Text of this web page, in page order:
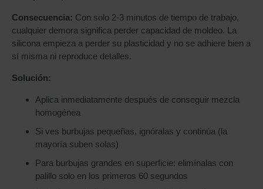
Consecuencia: Con solo 2-3 minutos de tiempo de trabajo,
cualquier demora significa perder capacidad de moldeo. La
silicona empieza a perder su plasticidad y no se adhiere bien a
sí misma ni reproduce detalles.
Solución:
Aplica inmediatamente después de conseguir mezcla
homogénea
Si ves burbujas pequeñas, ignóralas y continúa (la
mayoría suben solas)
Para burbujas grandes en superficie: elimínalas con
palillo solo en los primeros 60 segundos